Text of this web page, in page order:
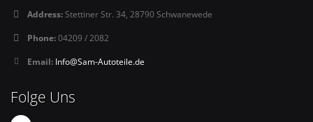
Address: Stettiner Str. 34, 28790 Schwanewede
Phone:04209 / 2082
Email: Info@Sam-Autoteile.de
Folge Uns